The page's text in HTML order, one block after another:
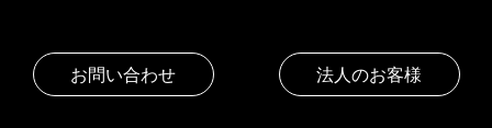
お問い合わせ 法人のお客様